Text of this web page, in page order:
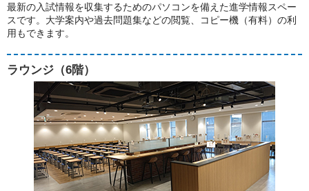
最新の入試情報を収集するためのパソコンを備えた進学情報スペー
スです。大学案内や過去問題集などの閲覧、コピー機（有料）の利
用もできます。
ラウンジ（6階）